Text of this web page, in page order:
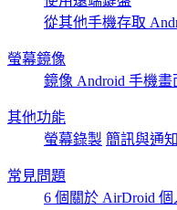
從其他手機存取
螢幕鏡像
鏡像 Android 手機畫
其他功能
螢幕錄製 簡訊與通知
常見問題
6 個關於 AirDroid